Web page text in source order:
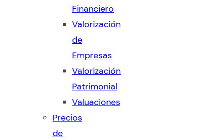
Financiero
Valorización
de
Empresas
Valorización
Patrimonial
Valuaciones
Precios
de